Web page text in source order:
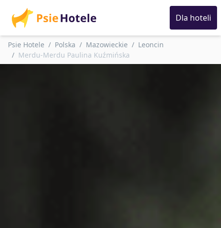
Dla hoteli
Psie Hotele Polska Mazowieckie
Leoncin
Merdu-Merdu Paulina Kuźmińska